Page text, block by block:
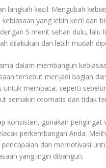
langkah kecil. Mengubah
yang lebih kecil dan
5 menit sehari dulu,
dilakukan dan lebih mudah
dalam membangun
tersebut menjadi bagian
untuk membaca, seperti
semakin otomatis dan tidak
konsisten, gunakan
perkembangan Anda.
dan memotivasi
yang ingin dibangun.